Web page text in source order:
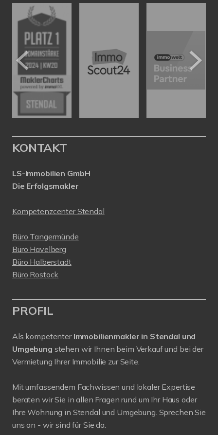
KONTAKT
LS-Immobilien GmbH
Die Erfolgsmakler
Kompetenzcenter Stendal
Büro Tangermünde
Büro Havelberg
Büro Halberstadt
Büro Rostock
PROFIL
Als kompetenter Immobilienmakler in Stendal und
Umgebung stehen wir Ihnen beim Verkauf und bei der
Vermietung Ihrer Immobilie zur Seite.
Mit umfassendem Fachwissen und lokaler Expertise
beraten wir Sie in allen Fragen rund um Ihr Haus oder
Ihre Wohnung in Stendal und Umgebung. Sprechen Sie
uns an - wir sind für Sie da.